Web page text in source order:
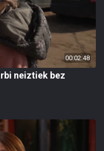
00:02:48
neiztiek bez